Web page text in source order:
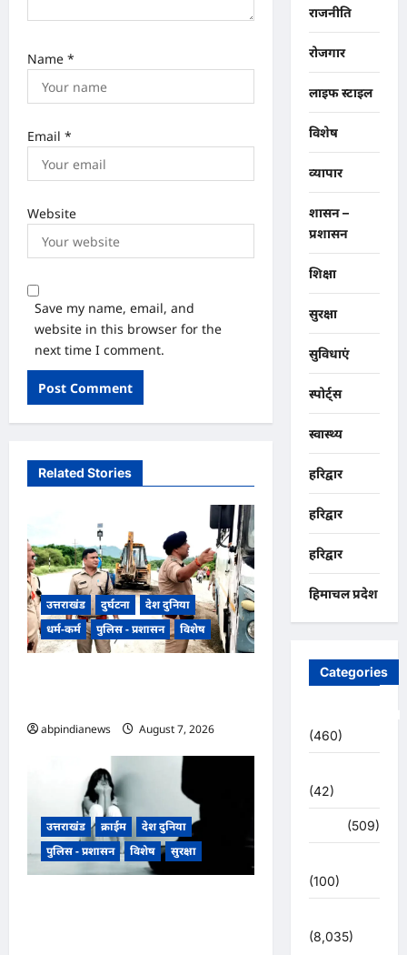
Name *
Email *
Website
Save my name, email, and
website in this browser for the
next time I comment.
Related Stories
उत्तराखंड दुर्घटना
देश दुनिया
धर्म-कर्म
पुलिस - प्रशासन विशेष
abpindianews August 7, 2026
उत्तराखंड क्राईम
देश दुनिया
पुलिस - प्रशासन
विशेष सुरक्षा
राजनीति
रोजगार
लाइफ स्टाइल
विशेष
व्यापार
शासन –
प्रशासन
शिक्षा
सुरक्षा
सुविधाएं
स्पोर्ट्स
स्वास्थ्य
हरिद्वार
हरिद्वार
हरिद्वार
हिमाचल प्रदेश
Categories
(460)
(42)
(509)
(100)
(8,035)